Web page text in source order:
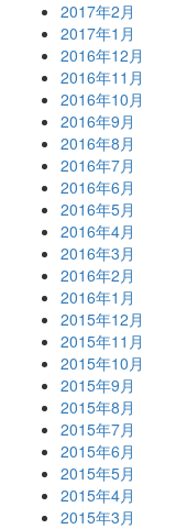
2017年2月
2017年1月
2016年12月
2016年11月
2016年10月
2016年9月
2016年8月
2016年7月
2016年6月
2016年5月
2016年4月
2016年3月
2016年2月
2016年1月
2015年12月
2015年11月
2015年10月
2015年9月
2015年8月
2015年7月
2015年6月
2015年5月
2015年4月
2015年3月